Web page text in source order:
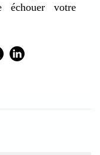
échouer votre
LinkedIn